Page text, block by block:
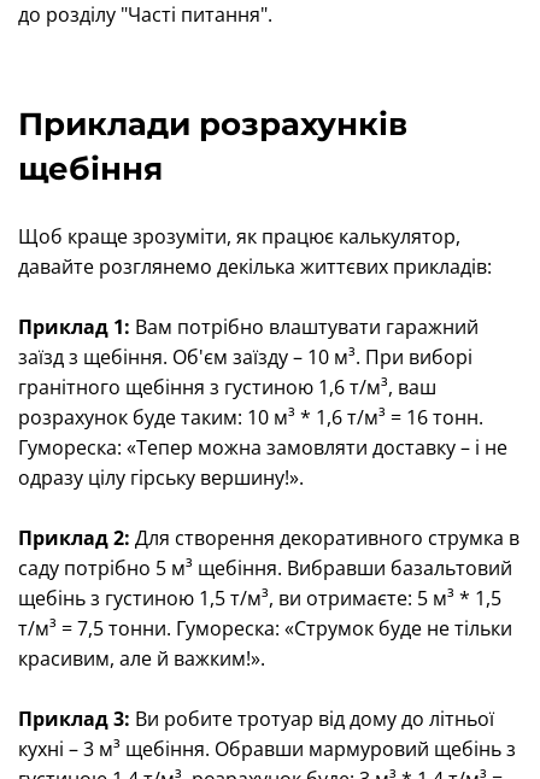
до розділу "Часті питання".
Приклади розрахунків
щебіння
Щоб краще зрозуміти, як працює калькулятор,
давайте розглянемо декілька життєвих прикладів:
Приклад 1: Вам потрібно влаштувати гаражний
заїзд з щебіння. Об'єм заїзду – 10 м³. При виборі
гранітного щебіння з густиною 1,6 т/м³, ваш
розрахунок буде таким: 10 м³ * 1,6 т/м³ = 16 тонн.
Гумореска: «Тепер можна замовляти доставку – і не
одразу цілу гірську вершину!».
Приклад 2: Для створення декоративного струмка в
саду потрібно 5 м³ щебіння. Вибравши базальтовий
щебінь з густиною 1,5 т/м³, ви отримаєте: 5 м³ * 1,5
т/м³ = 7,5 тонни. Гумореска: «Струмок буде не тільки
красивим, але й важким!».
Приклад 3: Ви робите тротуар від дому до літньої
кухні – 3 м³ щебіння. Обравши мармуровий щебінь з